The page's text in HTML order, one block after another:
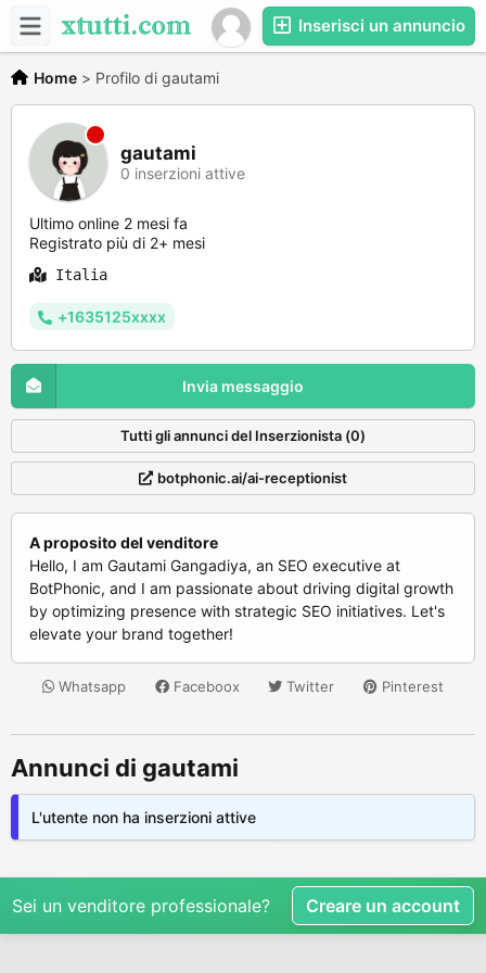
Inserisci un annuncio
Home > Profilo di gautami
gautami
0 inserzioni attive
Ultimo online 2 mesi fa
Registrato più di 2+ mesi
Italia
+1635125xxxx
Invia messaggio
Tutti gli annunci del Inserzionista (0)
botphonic.ai/ai-receptionist
A proposito del venditore
Hello, I am Gautami Gangadiya, an SEO executive at
BotPhonic, and I am passionate about driving digital growth
by optimizing presence with strategic SEO initiatives. Let's
elevate your brand together!
Whatsapp Faceboox Twitter Pinterest
Annunci di gautami
L'utente non ha inserzioni attive
Sei un venditore professionale? Creare un account